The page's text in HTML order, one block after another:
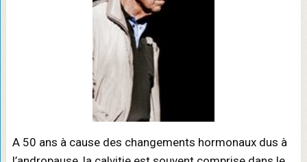
A 50 ans à cause des changements hormonaux dus à